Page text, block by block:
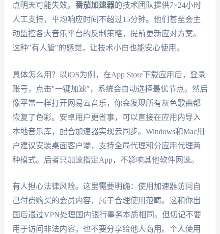
点明天可能失效。 番茄加速器的技术团队提供7×24小时
人工支持，平均响应时间不超过15分钟。他们甚至会主
动监控各大音乐平台的反制策略，提前更新应对方案。
这种"有人管"的感觉，让技术小白也能安心使用。
具体怎么用？以iOS为例，在App Store下载应用后，登录
账号，点击"一键加速"，系统会自动选择最优节点。然后
像平常一样打开网易云音乐，你会发现所有灰色歌曲都
恢复了色彩。安卓用户更省事，可以直接在应用内导入
本地音乐库，配合加速器实现云同步。Windows和Mac用
户建议安装桌面客户端，支持全局代理和分应用代理两
种模式。后者只加速指定App，不影响其他软件网速。
有人担心法律风险。这里需要明确：使用加速器访问自
己付费购买的会员内容，属于合理使用范畴。这和你出
国后通过VPN处理国内银行事务本质相同。但切记不要
用于访问非法内容，也不要分享给他人商用。个人使用